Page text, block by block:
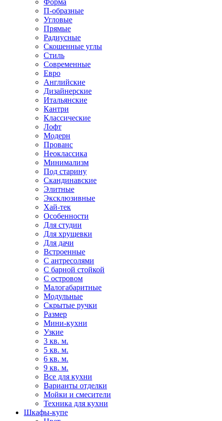
Форма
П-образные
Угловые
Прямые
Радиусные
Скошенные углы
Стиль
Современные
Евро
Английские
Дизайнерские
Итальянские
Кантри
Классические
Лофт
Модерн
Прованс
Неоклассика
Минимализм
Под старину
Скандинавские
Элитные
Эксклюзивные
Хай-тек
Особенности
Для студии
Для хрущевки
Для дачи
Встроенные
С антресолями
С барной стойкой
С островом
Малогабаритные
Модульные
Скрытые ручки
Размер
Мини-кухни
Узкие
3 кв. м.
5 кв. м.
6 кв. м.
9 кв. м.
Все для кухни
Варианты отделки
Мойки и смесители
Техника для кухни
Шкафы-купе